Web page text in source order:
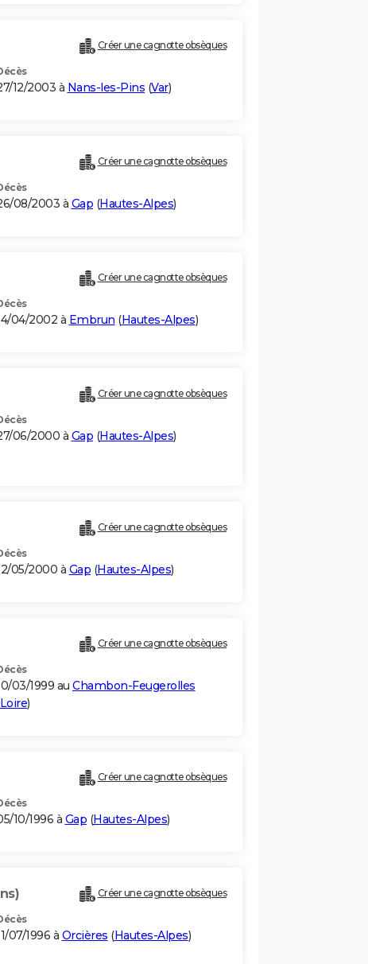
Créer une cagnotte obsèques
12/2003 à Nans-les-Pins (Var)
Créer une cagnotte obsèques
08/2003 à Gap (Hautes-Alpes)
Créer une cagnotte obsèques
04/2002 à Embrun (Hautes-Alpes)
Créer une cagnotte obsèques
06/2000 à Gap (Hautes-Alpes)
Créer une cagnotte obsèques
05/2000 à Gap (Hautes-Alpes)
Créer une cagnotte obsèques
03/1999 au Chambon-Feugerolles
Loire)
Créer une cagnotte obsèques
10/1996 à Gap (Hautes-Alpes)
Créer une cagnotte obsèques
07/1996 à Orcières (Hautes-Alpes)